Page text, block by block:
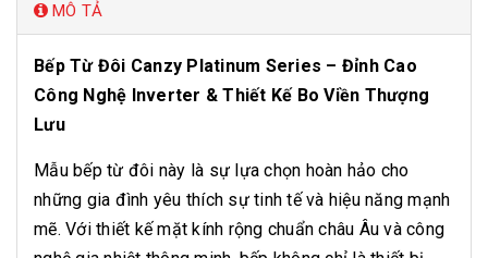
MÔ TẢ
Bếp Từ Đôi Canzy Platinum Series – Đỉnh Cao
Công Nghệ Inverter & Thiết Kế Bo Viền Thượng
Lưu
Mẫu bếp từ đôi này là sự lựa chọn hoàn hảo cho
những gia đình yêu thích sự tinh tế và hiệu năng mạnh
mẽ. Với thiết kế mặt kính rộng chuẩn châu Âu và công